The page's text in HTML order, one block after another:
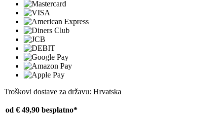
Troškovi dostave za državu: Hrvatska
od € 49,90 besplatno*